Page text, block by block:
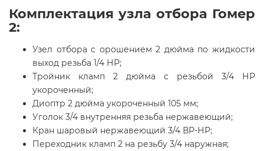
Комплектация узла отбора Гомер
2:
Узел отбора с орошением 2 дюйма по жидкости
выход резьба 1/4 НР;
Тройник кламп 2 дюйма с резьбой 3/4 НР
укороченный;
Диоптр 2 дюйма укороченный 105 мм;
Уголок 3/4 внутренняя резьба нержавеющий;
Кран шаровый нержавеющий 3/4 ВР-НР;
Переходник кламп 2 на резьбу 3/4 наружная;